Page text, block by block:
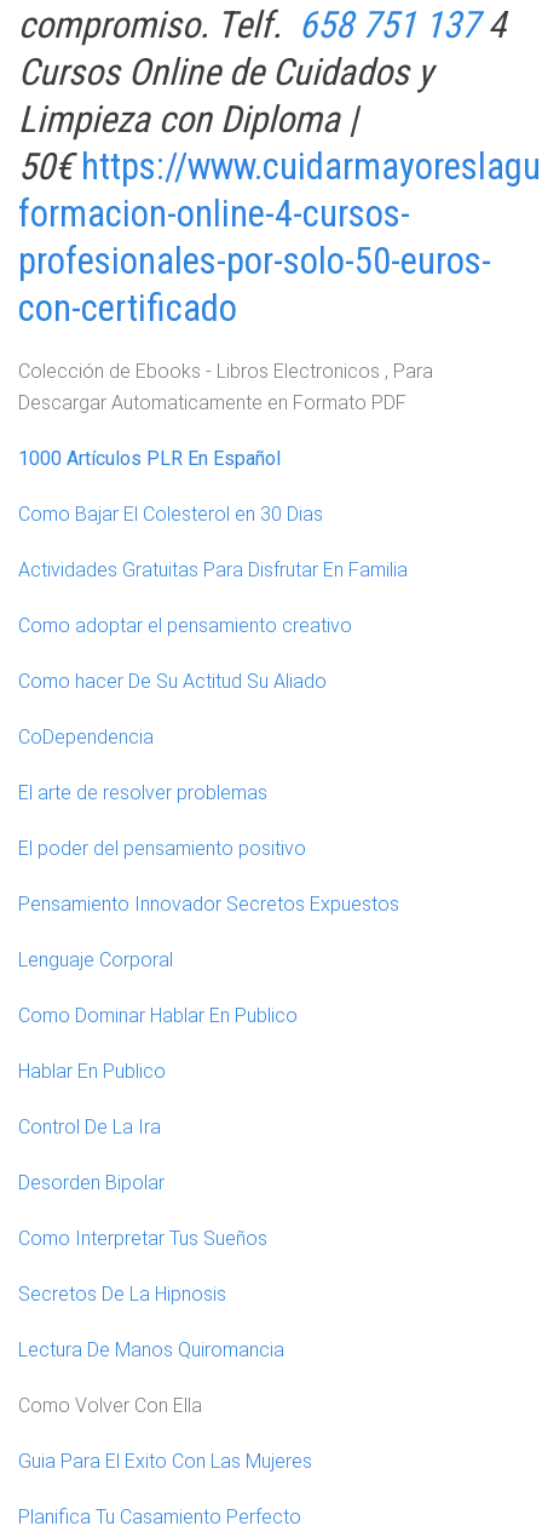
compromiso. Telf. 658 751 137 4
Cursos Online de Cuidados y
Limpieza con Diploma |
50€ https://
formacion-online-4-cursos-
profesionales-por-solo-50-euros-
con-certificado
Colección de Ebooks - Libros Electronicos , Para
Descargar Automaticamente en Formato PDF
1000 Artículos PLR En Español
Como Bajar El Colesterol en 30 Dias
Actividades Gratuitas Para Disfrutar En Familia
Como adoptar el pensamiento creativo
Como hacer De Su Actitud Su Aliado
CoDependencia
El arte de resolver problemas
El poder del pensamiento positivo
Pensamiento Innovador Secretos Expuestos
Lenguaje Corporal
Como Dominar Hablar En Publico
Hablar En Publico
Control De La Ira
Desorden Bipolar
Como Interpretar Tus Sueños
Secretos De La Hipnosis
Lectura De Manos Quiromancia
Como Volver Con Ella
Guia Para El Exito Con Las Mujeres
Planifica Tu Casamiento Perfecto